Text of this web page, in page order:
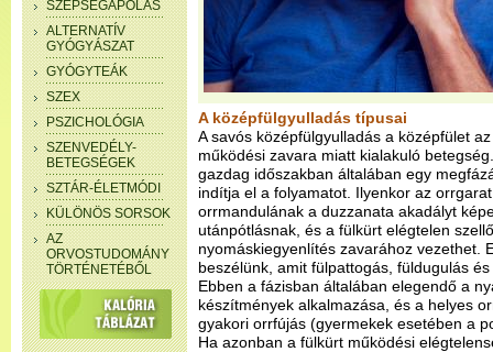
SZÉPSÉGÁPOLÁS
ALTERNATÍV
GYÓGYÁSZAT
GYÓGYTEÁK
SZEX
PSZICHOLÓGIA
SZENVEDÉLY-
BETEGSÉGEK
SZTÁR-ÉLETMÓDI
KÜLÖNÖS SORSOK
AZ
ORVOSTUDOMÁNY
TÖRTÉNETÉBŐL
A középfülgyulladás típusai
A savós középfülgyulladás a középfület
működési zavara miatt kialakuló
gazdag időszakban általában egy
indítja el a folyamatot. Ilyenkor az
orrmandulának a duzzanata akadályt
utánpótlásnak, és a fülkürt elégtelen
nyomáskiegyenlítés zavarához vezethet.
beszélünk, amit fülpattogás, füldugulás
Ebben a fázisban általában elegendő a
készítmények alkalmazása, és a helyes
gyakori orrfújás (gyermekek esetében a
Ha azonban a fülkürt működési